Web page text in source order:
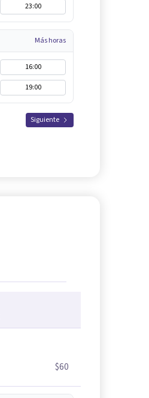
23:00
Más horas
16:00
19:00
Siguiente
$60